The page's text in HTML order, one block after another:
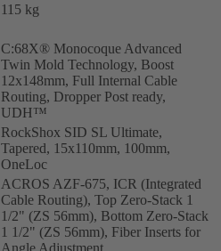
115 kg
C:68X® Monocoque Advanced
Twin Mold Technology, Boost
12x148mm, Full Internal Cable
Routing, Dropper Post ready,
UDH™
RockShox SID SL Ultimate,
Tapered, 15x110mm, 100mm,
OneLoc
ACROS AZF-675, ICR (Integrated
Cable Routing), Top Zero-Stack 1
1/2" (ZS 56mm), Bottom Zero-Stack
1 1/2" (ZS 56mm), Fiber Inserts for
Angle Adjustment